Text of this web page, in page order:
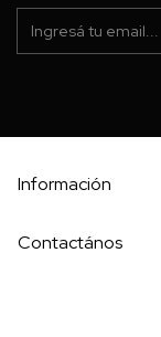
Información
Contactános